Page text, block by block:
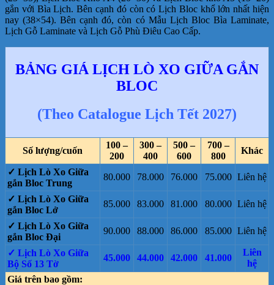
gắn với Bìa Lịch. Bên cạnh đó còn có Lịch Bloc khổ lớn nhất hiện
nay (38×54). Bên cạnh đó, còn có Mẫu Lịch Bloc Bìa Laminate,
Lịch Gỗ Laminate và Lịch Gỗ Phù Điêu Cao Cấp.
BẢNG GIÁ LỊCH LÒ XO GIỮA GẮN
BLOC
(Theo Catalogue Lịch Tết 2027)
Số lượng/cuốn
100 –
200
300 –
400
500 –
600
700 –
800
Khác
✓ Lịch Lò Xo Giữa
gắn Bloc Trung
80.000 78.000 76.000 75.000 Liên hệ
✓ Lịch Lò Xo Giữa
gắn Bloc Lở
85.000 83.000 81.000 80.000 Liên hệ
✓ Lịch Lò Xo Giữa
gắn Bloc Đại
90.000 88.000 86.000 85.000 Liên hệ
✓ Lịch Lò Xo Giữa
Bộ Số 13 Tờ
45.000 44.000 42.000 41.000
Liên
hệ
Giá trên bao gồm: